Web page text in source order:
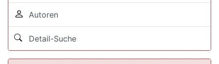
Autoren
Detail-Suche